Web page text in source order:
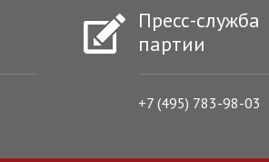
Пресс-служба
партии
+7 (495) 783-98-03